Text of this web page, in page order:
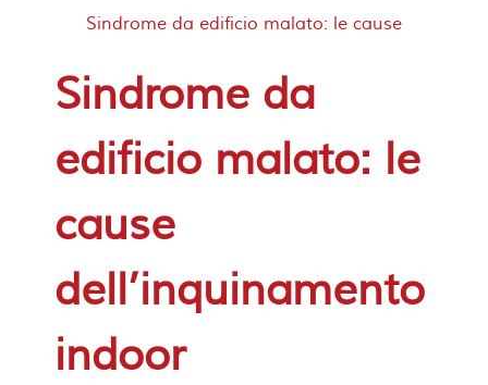
Sindrome da edificio malato: le cause
Sindrome da
edificio malato: le
cause
dell’inquinamento
indoor